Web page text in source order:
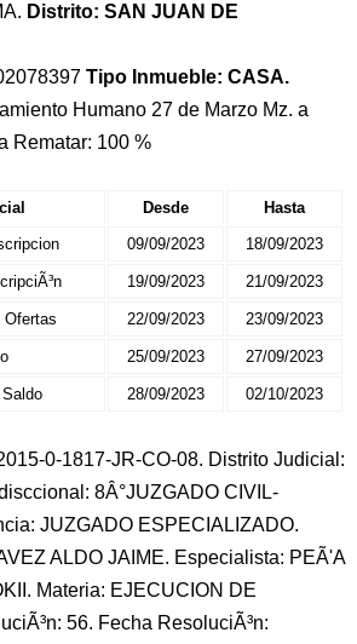
Distrito: SAN JUAN DE
Tipo Inmueble: CASA.
Humano 27 de Marzo Mz. a
Rematar: 100 %
Desde
Hasta
09/09/2023 18/09/2023
19/09/2023 21/09/2023
Ofertas 22/09/2023 23/09/2023
25/09/2023 27/09/2023
28/09/2023 02/10/2023
0-1817-JR-CO-08. Distrito Judicial:
8Â°JUZGADO CIVIL-
JUZGADO ESPECIALIZADO.
ALDO JAIME. Especialista: PEÃ'A
Materia: EJECUCION DE
56. Fecha ResoluciÃ³n: